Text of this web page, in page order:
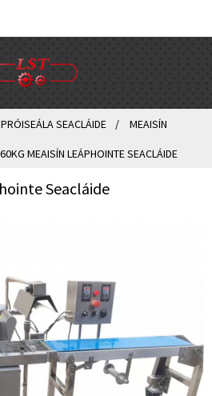
SEACLÁIDE MEAISÍN
MEAISÍN LEÁPHOINTE SEACLÁIDE
Seacláide